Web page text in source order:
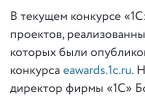
В текущем конкурсе
проектов,
которых были
конкурса eawards.1c.ru.
директор фирмы «1С»